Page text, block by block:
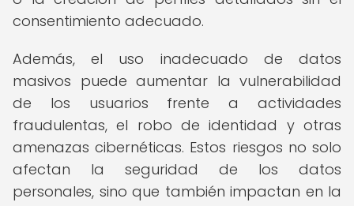
consentimiento adecuado.
Además, el uso inadecuado de datos
masivos puede aumentar la vulnerabilidad
de los usuarios frente a actividades
fraudulentas, el robo de identidad y otras
amenazas cibernéticas. Estos riesgos no solo
afectan la seguridad de los datos
personales, sino que también impactan en la